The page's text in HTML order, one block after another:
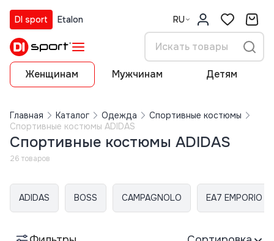
DI sport Etalon RU
Женщинам Мужчинам Детям
Главная Каталог Одежда
Спортивные костюмы
Спортивные костюмы ADIDAS
Спортивные костюмы ADIDAS
26 товаров
ADIDAS BOSS CAMPAGNOLO EA7 EMPORIO